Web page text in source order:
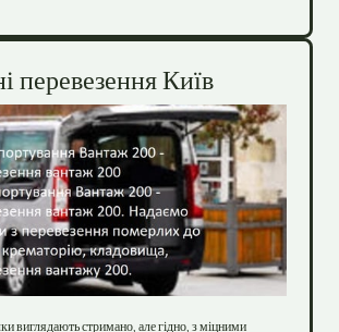
перевезення Київ
виглядають стримано, але гідно, з міцними